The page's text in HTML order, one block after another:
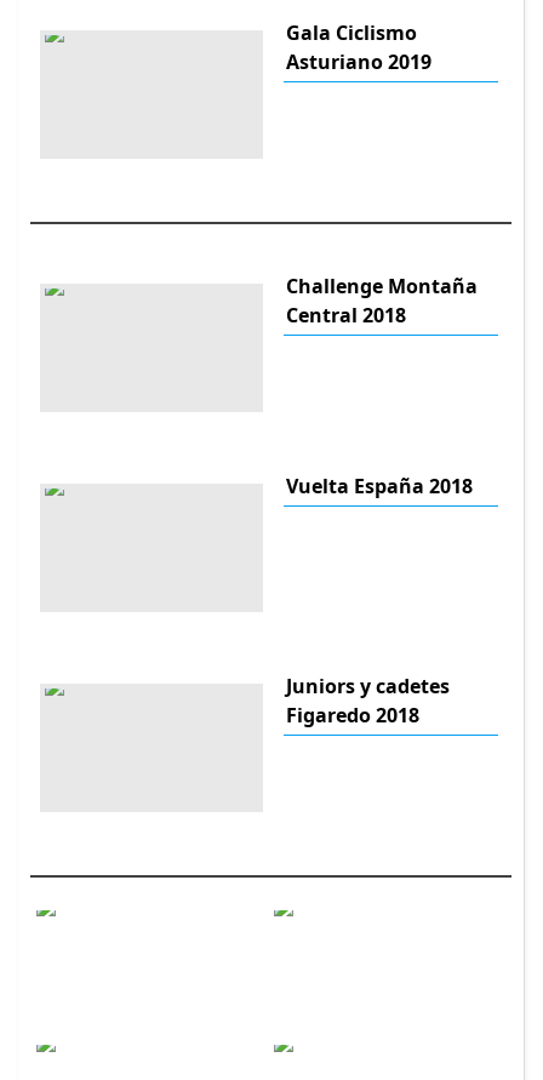
Gala Ciclismo
Asturiano 2019
Challenge Montaña
Central 2018
Vuelta España 2018
Juniors y cadetes
Figaredo 2018